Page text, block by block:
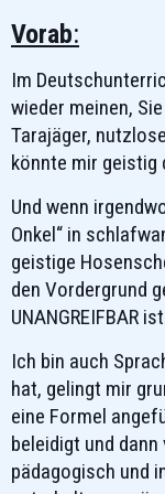
Vorab:
Im
wieder meinen,
Tarajäger,
könnte mir geistig
Und wenn
Onkel“ in
geistige
den Vordergrund
UNANGREIFBAR
Ich bin auch
hat, gelingt mir
eine Formel
beleidigt und
pädagogisch und